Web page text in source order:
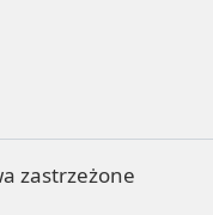
zastrzeżone